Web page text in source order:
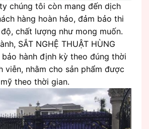
chúng tôi còn mang đến dịch
hàng hoàn hảo, đảm bảo thi
chất lượng như mong muốn.
SẮT NGHỆ THUẬT HÙNG
bảo hành định kỳ theo đúng thời
viễn, nhằm cho sản phẩm được
theo thời gian.